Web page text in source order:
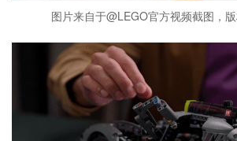
图片来自于@LEGO官方视频截图，